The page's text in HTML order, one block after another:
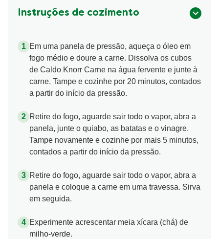
Instruções de cozimento
Em uma panela de pressão, aqueça o óleo em
fogo médio e doure a carne. Dissolva os cubos
de Caldo Knorr Carne na água fervente e junte à
carne. Tampe e cozinhe por 20 minutos, contados
a partir do início da pressão.
Retire do fogo, aguarde sair todo o vapor, abra a
panela, junte o quiabo, as batatas e o vinagre.
Tampe novamente e cozinhe por mais 5 minutos,
contados a partir do início da pressão.
Retire do fogo, aguarde sair todo o vapor, abra a
panela e coloque a carne em uma travessa. Sirva
em seguida.
Experimente acrescentar meia xícara (chá) de
milho-verde.